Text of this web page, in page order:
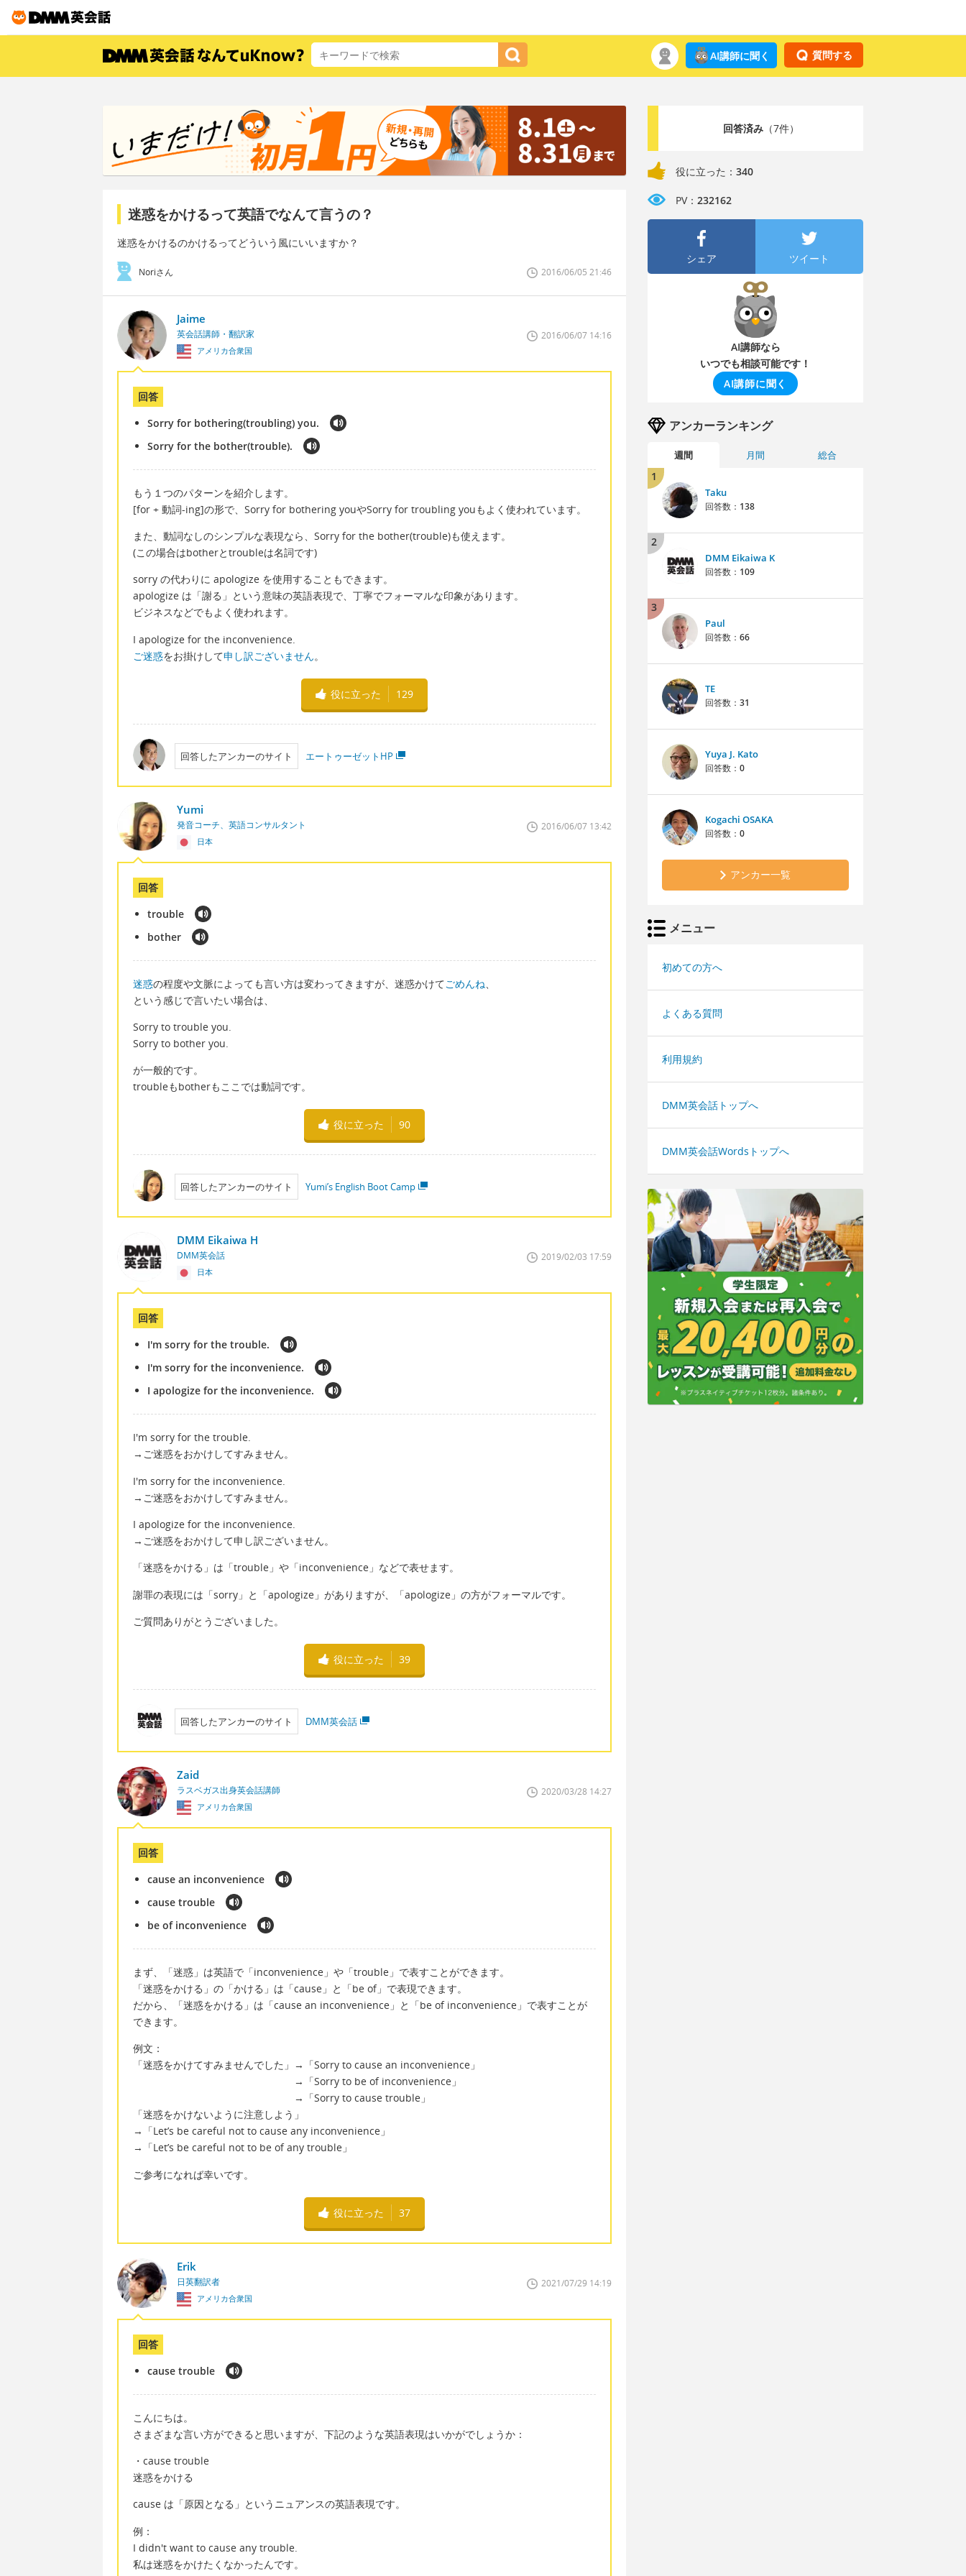
質問する
AI講師に聞く
迷惑をかけるって英語でなんて言うの？
迷惑をかけるのかけるってどういう風にいいますか？
Noriさん 2016/06/05 21:46
Jaime
英会話講師・翻訳家
アメリカ合衆国
2016/06/07 14:16
回答
Sorry for bothering(troubling) you.
Sorry for the bother(trouble).
もう１つのパターンを紹介します。
[for + 動詞-ing]の形で、Sorry for bothering youやSorry for troubling youもよく使われています。
また、動詞なしのシンプルな表現なら、Sorry for the bother(trouble)も使えます。
(この場合はbotherとtroubleは名詞です)
sorry の代わりに apologize を使用することもできます。
apologize は「謝る」という意味の英語表現で、丁寧でフォーマルな印象があります。
ビジネスなどでもよく使われます。
I apologize for the inconvenience.
ご迷惑をお掛けして申し訳ございません。
役に立った 129
回答したアンカーのサイト エートゥーゼットHP
Yumi
発音コーチ、英語コンサルタント
日本
2016/06/07 13:42
回答
trouble
bother
迷惑の程度や文脈によっても言い方は変わってきますが、迷惑かけてごめんね
という感じで言いたい場合は、
Sorry to trouble you.
Sorry to bother you.
が一般的です。
troubleもbotherもここでは動詞です。
役に立った 90
回答したアンカーのサイト Yumi’s English Boot Camp
DMM Eikaiwa H
DMM英会話
日本
2019/02/03 17:59
回答
I'm sorry for the trouble.
I'm sorry for the inconvenience.
I apologize for the inconvenience.
I'm sorry for the trouble.
→ご迷惑をおかけしてすみません。
I'm sorry for the inconvenience.
→ご迷惑をおかけしてすみません。
I apologize for the inconvenience.
→ご迷惑をおかけして申し訳ございません。
「迷惑をかける」は「trouble」や「inconvenience」などで表せます。
謝罪の表現には「sorry」と「apologize」がありますが、「apologize」の方がフォーマルです。
ご質問ありがとうございました。
役に立った 39
回答したアンカーのサイト DMM英会話
Zaid
ラスベガス出身英会話講師
アメリカ合衆国
2020/03/28 14:27
回答
cause an inconvenience
cause trouble
be of inconvenience
まず、「迷惑」は英語で「inconvenience」や「trouble」で表すことができます。
「迷惑をかける」の「かける」は「cause」と「be of」で表現できます。
だから、「迷惑をかける」は「cause an inconvenience」と「be of inconvenience」で表すことが
できます。
例文：
「迷惑をかけてすみませんでした」→「Sorry to cause an inconvenience」
→「Sorry to be of inconvenience」
→「Sorry to cause trouble」
「迷惑をかけないように注意しよう」
→「Let’s be careful not to cause any inconvenience」
→「Let’s be careful not to be of any trouble」
ご参考になれば幸いです。
役に立った 37
Erik
日英翻訳者
アメリカ合衆国
2021/07/29 14:19
回答
cause trouble
こんにちは。
さまざまな言い方ができると思いますが、下記のような英語表現はいかがでしょうか：
・cause trouble
迷惑をかける
cause は「原因となる」というニュアンスの英語表現です。
例：
I didn't want to cause any trouble.
私は迷惑をかけたくなかったんです。
回答済み（7件）
役に立った： 340
PV： 232162
シェア ツイート
AI講師なら
いつでも相談可能です！
AI講師に聞く
アンカーランキング
週間 月間 総合
1
Taku
回答数： 138
2
DMM Eikaiwa K
回答数： 109
3
Paul
回答数： 66
TE
回答数： 31
Yuya J. Kato
回答数： 0
Kogachi OSAKA
回答数： 0
アンカー一覧
メニュー
初めての方へ
よくある質問
利用規約
DMM英会話トップへ
DMM英会話Wordsトップへ